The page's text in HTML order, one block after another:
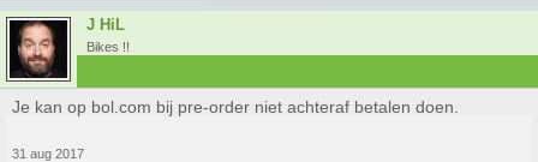
J HiL
Bikes !!
Je kan op bol.com bij pre-order niet achteraf betalen doen.
31 aug 2017